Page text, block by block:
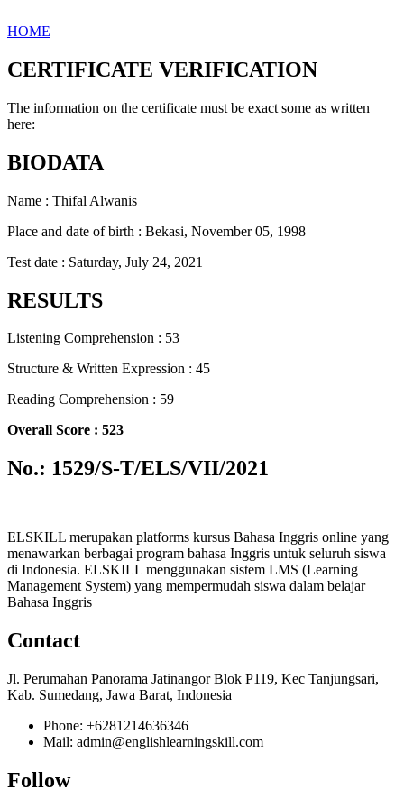
HOME
CERTIFICATE VERIFICATION
The information on the certificate must be exact some as written
here:
BIODATA
Name : Thifal Alwanis
Place and date of birth : Bekasi, November 05, 1998
Test date : Saturday, July 24, 2021
RESULTS
Listening Comprehension : 53
Structure & Written Expression : 45
Reading Comprehension : 59
Overall Score : 523
No.: 1529/S-T/ELS/VII/2021
ELSKILL merupakan platforms kursus Bahasa Inggris online yang
menawarkan berbagai program bahasa Inggris untuk seluruh siswa
di Indonesia. ELSKILL menggunakan sistem LMS (Learning
Management System) yang mempermudah siswa dalam belajar
Bahasa Inggris
Contact
Jl. Perumahan Panorama Jatinangor Blok P119, Kec Tanjungsari,
Kab. Sumedang, Jawa Barat, Indonesia
Phone: +6281214636346
Mail: admin@englishlearningskill.com
Follow